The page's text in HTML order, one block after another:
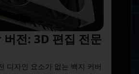
전: 3D 편집 전문
디자인 요소가 없는 백지 커버